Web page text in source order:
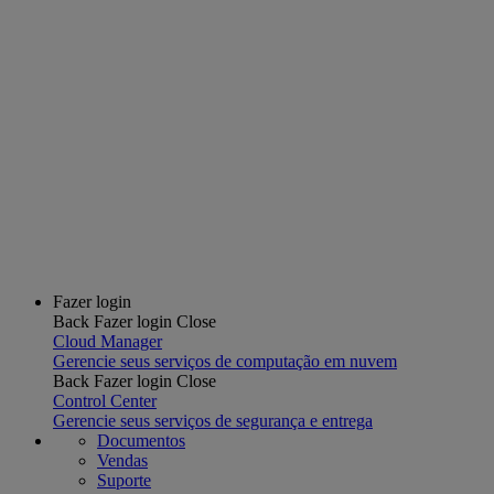
Fazer login
Back Fazer login Close
Cloud Manager
Gerencie seus serviços de computação em nuvem
Back Fazer login Close
Control Center
Gerencie seus serviços de segurança e entrega
Documentos
Vendas
Suporte